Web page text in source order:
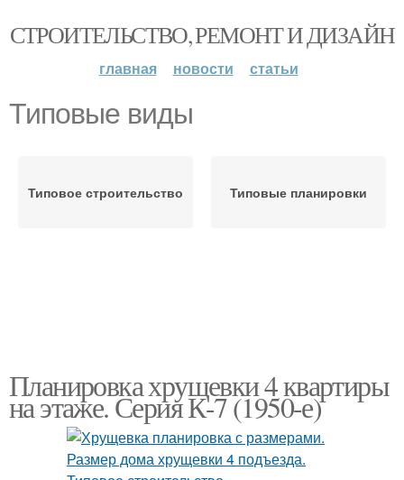
СТРОИТЕЛЬСТВО, РЕМОНТ И ДИЗАЙН
главная новости статьи
Типовые виды
Типовое строительство Типовые планировки
Планировка хрущевки 4 квартиры
на этаже. Серия К-7 (1950-е)